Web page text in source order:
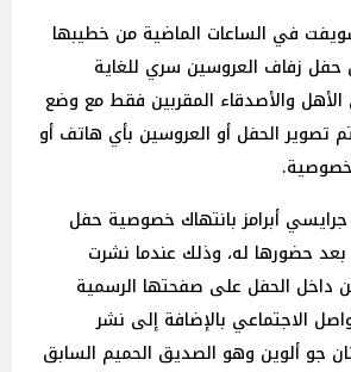
في الساعات الماضية من خطيبها
زفاف العروسين سري للغاية
والأصدقاء المقربين فقط مع وضع
تصوير الحفل أو العروسين بأي هاتف أو
أبرامز بانتهاك خصوصية حفل
حضورها له، وذلك عندما نشرت
داخل الحفل على صفحتها الرسمية
الاجتماعي بالإضافة إلى نشر
جو ألوين وهو الصديق الحميم السابق